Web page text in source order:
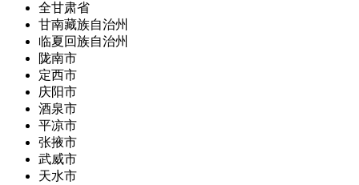
全甘肃省
甘南藏族自治州
临夏回族自治州
陇南市
定西市
庆阳市
酒泉市
平凉市
张掖市
武威市
天水市